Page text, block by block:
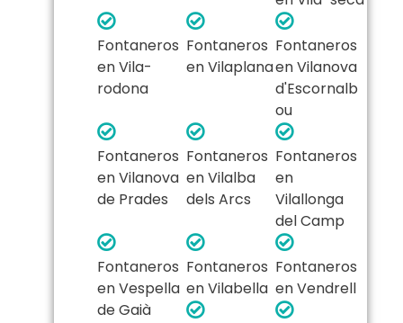
Fontaneros
en Vila-
rodona
Fontaneros
en Vilaplana
Fontaneros
en Vilanova
d'Escornalb
ou
Fontaneros
en Vilanova
de Prades
Fontaneros
en Vilalba
dels Arcs
Fontaneros
en
Vilallonga
del Camp
Fontaneros
en Vespella
de Gaià
Fontaneros
en Vilabella
Fontaneros
en Vendrell